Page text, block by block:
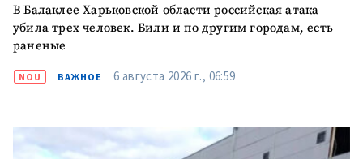
В Балаклее Харьковской области российская атака
убила трех человек. Били и по другим городам, есть
раненые
NOU ВАЖНОЕ 6 августа 2026 г., 06:59
сполитикой
конфиденциальности